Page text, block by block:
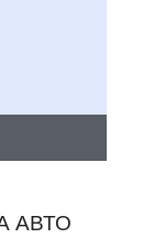
АВТО